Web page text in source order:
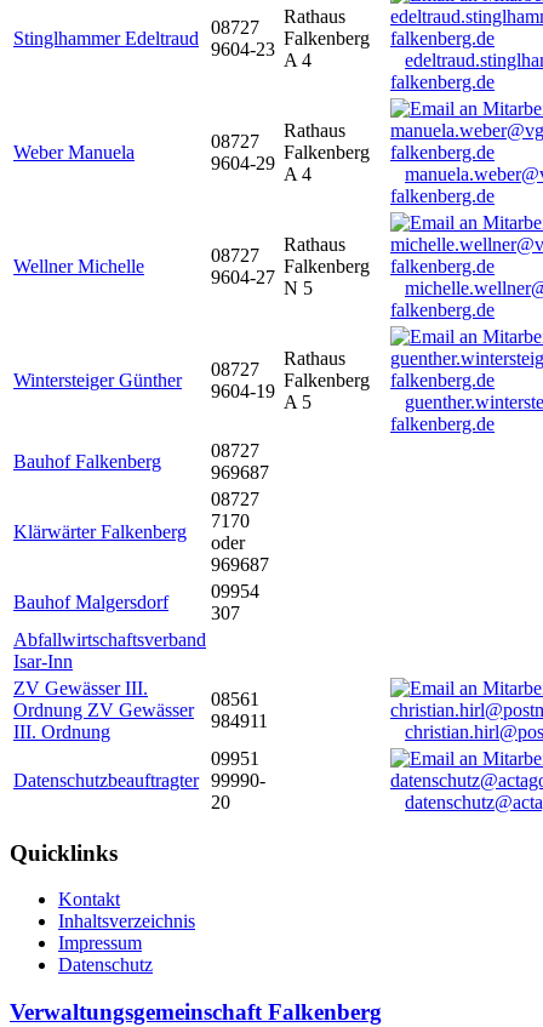
Stinglhammer Edeltraud
08727
9604-23
Rathaus
Falkenberg
A 4
falkenberg.de
Weber Manuela
08727
9604-29
Rathaus
Falkenberg
A 4
falkenberg.de
Wellner Michelle
08727
9604-27
Rathaus
Falkenberg
N 5
falkenberg.de
Wintersteiger Günther
08727
9604-19
Rathaus
Falkenberg
A 5
falkenberg.de
Bauhof Falkenberg
08727
969687
Klärwärter Falkenberg
08727
7170
oder
969687
Bauhof Malgersdorf
09954
307
Abfallwirtschaftsverband
Isar-Inn
ZV Gewässer III.
Ordnung ZV Gewässer
III. Ordnung
08561
984911
Datenschutzbeauftragter
09951
99990-
20
Quicklinks
Kontakt
Inhaltsverzeichnis
Impressum
Datenschutz
Verwaltungsgemeinschaft Falkenberg